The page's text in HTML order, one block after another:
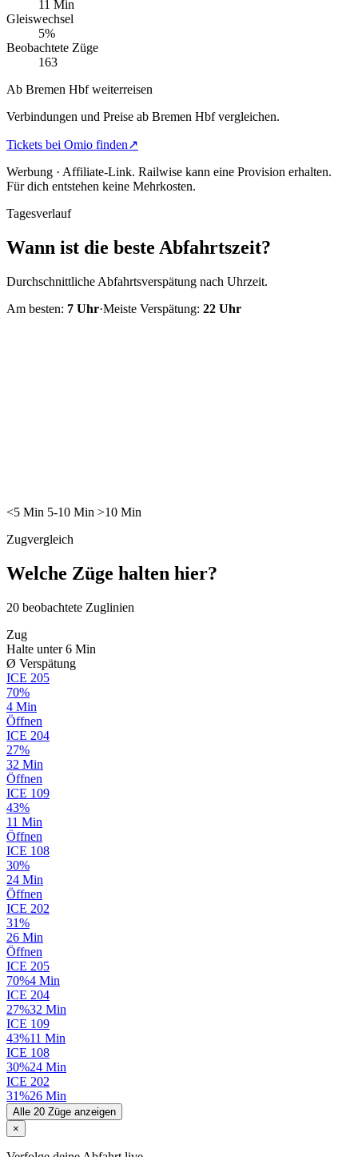
11 Min
Gleiswechsel
5%
Beobachtete Züge
163
Ab Bremen Hbf weiterreisen
Verbindungen und Preise ab Bremen Hbf vergleichen.
Tickets bei Omio finden↗
Werbung · Affiliate-Link. Railwise kann eine Provision erhalten.
Für dich entstehen keine Mehrkosten.
Tagesverlauf
Wann ist die beste Abfahrtszeit?
Durchschnittliche Abfahrtsverspätung nach Uhrzeit.
Am besten: 7 Uhr·Meiste Verspätung: 22 Uhr
<5 Min 5-10 Min >10 Min
Zugvergleich
Welche Züge halten hier?
20 beobachtete Zuglinien
Zug
Halte unter 6 Min
Ø Verspätung
ICE 205
70%
4 Min
Öffnen
ICE 204
27%
32 Min
Öffnen
ICE 109
43%
11 Min
Öffnen
ICE 108
30%
24 Min
Öffnen
ICE 202
31%
26 Min
Öffnen
ICE 205
70%4 Min
ICE 204
27%32 Min
ICE 109
43%11 Min
ICE 108
30%24 Min
ICE 202
31%26 Min
Alle 20 Züge anzeigen
×